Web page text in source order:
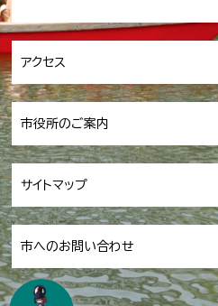
アクセス
市役所のご案内
サイトマップ
市へのお問い合わせ